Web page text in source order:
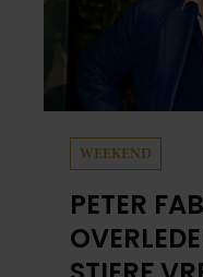
WEEKEND
PETER